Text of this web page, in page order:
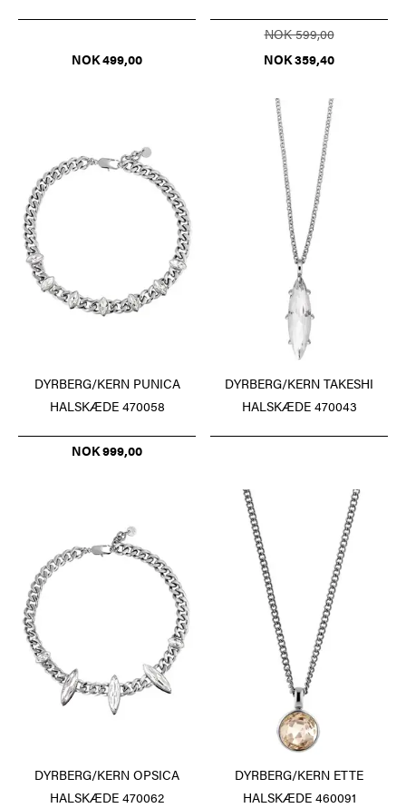
NOK 499,00
NOK 599,00
NOK 359,40
DYRBERG/KERN PUNICA
HALSKÆDE 470058
NOK 999,00
DYRBERG/KERN TAKESHI
HALSKÆDE 470043
DYRBERG/KERN OPSICA
HALSKÆDE 470062
DYRBERG/KERN ETTE
HALSKÆDE 460091